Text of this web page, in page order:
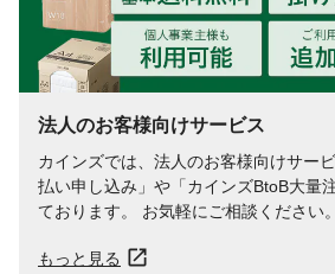
法人のお客様向けサービス
カインズでは、法人のお客様向けサー
払い申し込み」や「カインズBtoB大量
ております。 お気軽にご相談ください。
もっと見る